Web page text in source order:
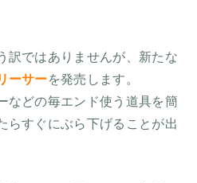
訳ではありませんが、新たな
ーサーを発売します。
などの毎エンド使う道具を簡
らすぐにぶら下げることが出